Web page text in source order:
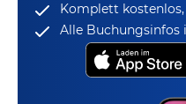
Komplett kostenlos,
Alle